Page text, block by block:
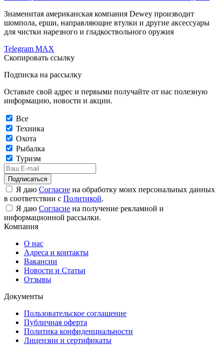
Знаменитая американская компания Dewey производит
шомпола, ерши, направляющие втулки и другие аксессуары
для чистки нарезного и гладкоствольного оружия
Telegram MAX
Скопировать ссылку
Подписка на рассылку
Оставьте свой адрес и первыми получайте от нас полезную
информацию, новости и акции.
Все
Техника
Охота
Рыбалка
Туризм
Подписаться
Я даю Согласие на обработку моих персональных данных
в соответствии с Политикой.
Я даю Согласие на получение рекламной и
информационной рассылки.
Компания
О нас
Адреса и контакты
Вакансии
Новости и Статьи
Отзывы
Документы
Пользовательское соглашение
Публичная оферта
Политика конфиденциальности
Лицензии и сертификаты